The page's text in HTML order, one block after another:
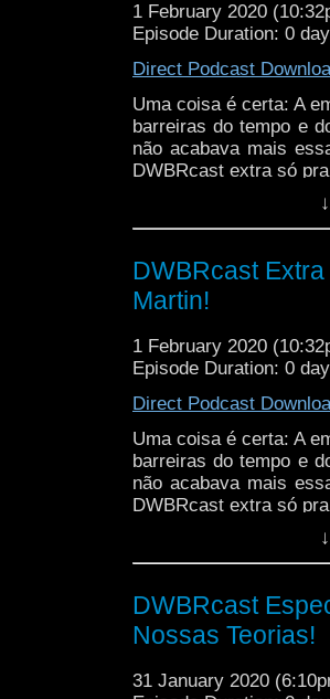
1 February 2020
Episode Duration: 0
Direct Podcast
Uma coisa é certa: A
barreiras do tempo e
não acabava mais
DWBRcast extra só
DWBRcast
Martin!
1 February 2020
Episode Duration: 0
Direct Podcast
Uma coisa é certa: A
barreiras do tempo e
não acabava mais
DWBRcast extra só
DWBRcast
Nossas Teorias!
31 January 2020